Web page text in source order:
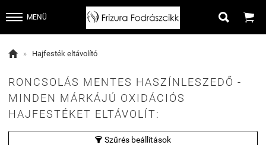
MENÜ  
 » Hajfesték eltávolító
RONCSOLÁS MENTES HASZÍNLESZEDŐ -
MINDEN MÁRKÁJÚ OXIDÁCIÓS
HAJFESTÉKET ELTÁVOLÍT:
 Szűrés beállítások